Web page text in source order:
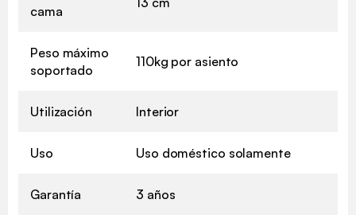
cama
Peso máximo
soportado
110kg por asiento
Utilización Interior
Uso Uso doméstico solamente
Garantía 3 años